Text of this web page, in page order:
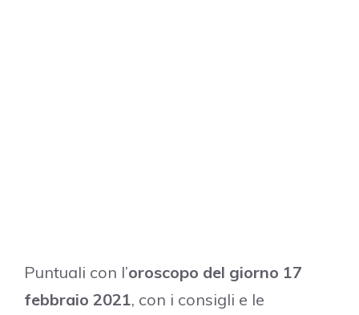
Puntuali con l’oroscopo del giorno 17
febbraio 2021, con i consigli e le